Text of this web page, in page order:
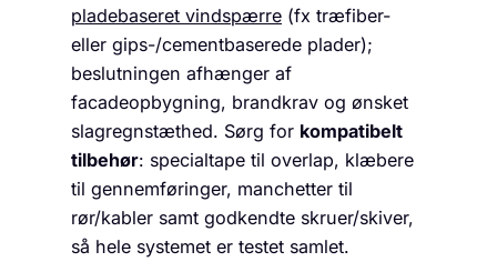
pladebaseret vindspærre (fx træfiber-
eller gips-/cementbaserede plader);
beslutningen afhænger af
facadeopbygning, brandkrav og ønsket
slagregnstæthed. Sørg for kompatibelt
tilbehør: specialtape til overlap, klæbere
til gennemføringer, manchetter til
rør/kabler samt godkendte skruer/skiver,
så hele systemet er testet samlet.